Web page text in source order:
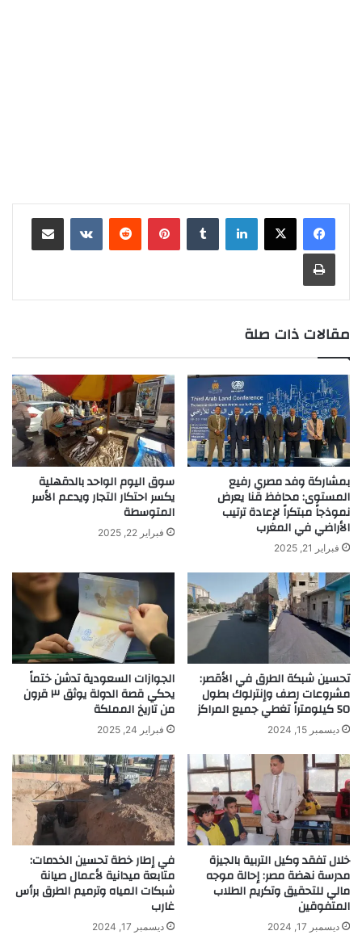
لينكدإن بينتيريست
مقالات ذات صلة
بمشاركة وفد مصري رفيع
المستوى: محافظ قنا يعرض
نموذجاً مبتكراً لإعادة ترتيب
الأراضي في المغرب
فبراير 21, 2025
سوق اليوم الواحد بالدقهلية
يكسر احتكار التجار ويدعم الأسر
المتوسطة
فبراير 22, 2025
تحسين شبكة الطرق في الأقصر:
مشروعات رصف وإنترلوك بطول
50 كيلومتراً تغطي جميع المراكز
ديسمبر 15, 2024
الجوازات السعودية تدشن ختماً
يحكي قصة الدولة يوثق ٣ قرون
من تاريخ المملكة
فبراير 24, 2025
خلال تفقد وكيل التربية بالجيزة
مدرسة نهضة مصر: إحالة موجه
مالي للتحقيق وتكريم الطلاب
المتفوقين
ديسمبر 17, 2024
في إطار خطة تحسين الخدمات:
متابعة ميدانية لأعمال صيانة
شبكات المياه وترميم الطرق برأس
غارب
ديسمبر 17, 2024